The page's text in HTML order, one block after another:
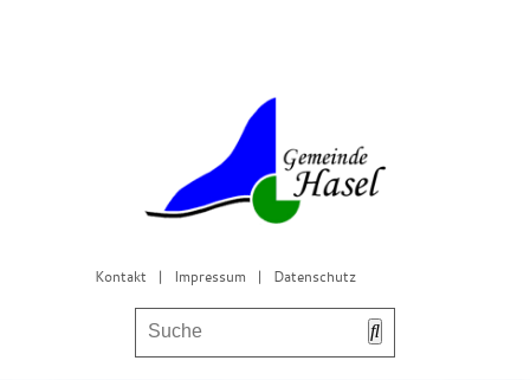
Kontakt | Impressum | Datenschutz